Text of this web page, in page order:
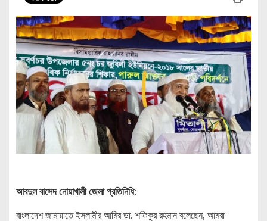
আবদুল বাসেদ নোয়াখালী জেলা প্রতিনিধি:
বাংলাদেশ জামায়াতে ইসলামীর আমির ডা. শফিকুর রহমান বলেছেন, আমরা